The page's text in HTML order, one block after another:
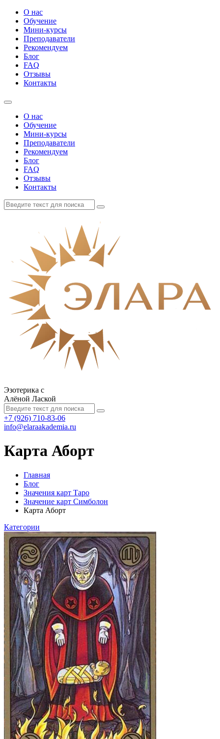
О нас
Обучение
Мини-курсы
Преподаватели
Рекомендуем
Блог
FAQ
Отзывы
Контакты
О нас
Обучение
Мини-курсы
Преподаватели
Рекомендуем
Блог
FAQ
Отзывы
Контакты
Эзотерика с
Алёной Лаской
+7 (926) 710-83-06
info@elaraakademia.ru
Карта Аборт
Главная
Блог
Значения карт Таро
Значение карт Симболон
Карта Аборт
Категории